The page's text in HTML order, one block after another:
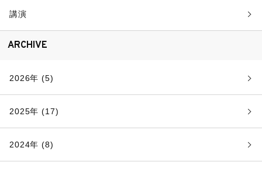
講演
ARCHIVE
2026年 (5)
2025年 (17)
2024年 (8)